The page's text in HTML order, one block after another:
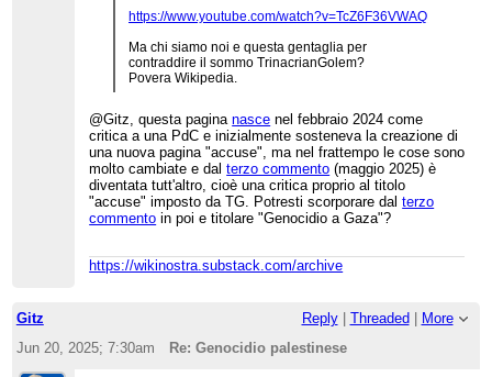
https://www.youtube.com/watch?v=TcZ6F36VWAQ
Ma chi siamo noi e questa gentaglia per
contraddire il sommo TrinacrianGolem?
Povera Wikipedia.
@Gitz, questa paginanasce nel febbraio 2024 come
critica a una PdC e inizialmente sosteneva la creazione di
una nuova pagina "accuse", ma nel frattempo le cose sono
molto cambiate e dalterzo commento (maggio 2025) è
diventata tutt'altro, cioè una critica proprio al titolo
"accuse" imposto da TG. Potresti scorporare dalterzo
commento in poi e titolare "Genocidio a Gaza"?
https://wikinostra.substack.com/archive
Gitz Reply| Threaded
More
Jun 20, 2025; 7:30am
Re: Genocidio palestinese